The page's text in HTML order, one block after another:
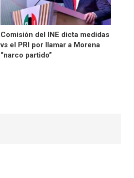
Comisión del INE dicta medidas
vs el PRI por llamar a Morena
“narco partido”